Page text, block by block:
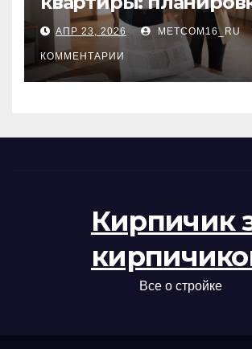
состояние жилья и
проверка
АПР 23, 2026 METCOM16_RU
КОММЕНТАРИИ
Кирпичик
Все о стройке